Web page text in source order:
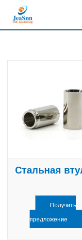
Дом
Стальная
Получить
предложение